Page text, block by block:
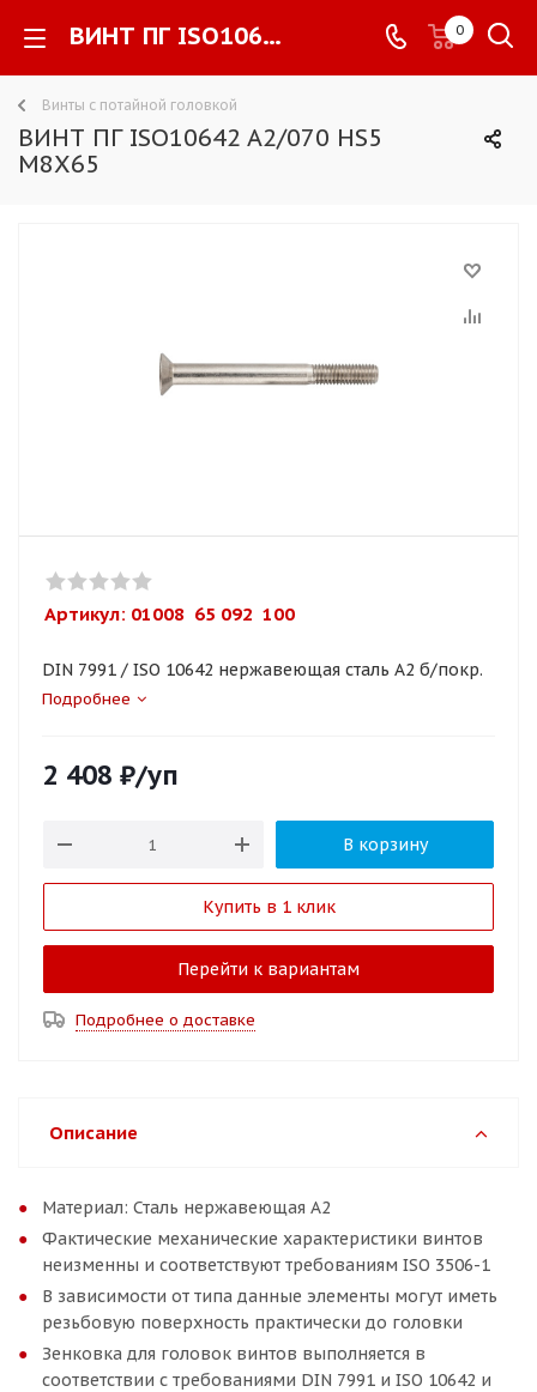
ВИНТ ПГ ISO10642 A2/070 HS5 M8X65 - 0
Винты с потайной головкой
ВИНТ ПГ ISO10642 A2/070 HS5
M8X65
Артикул: 01008  65 092  100
DIN 7991 / ISO 10642 нержавеющая сталь A2 б/покр.
Подробнее
2 408 ₽/уп
В корзину
Купить в 1 клик
Перейти к вариантам
Подробнее о доставке
Описание
Материал: Сталь нержавеющая A2
Фактические механические характеристики винтов
неизменны и соответствуют требованиям ISO 3506-1
В зависимости от типа данные элементы могут иметь
резьбовую поверхность практически до головки
Зенковка для головок винтов выполняется в
соответствии с требованиями DIN 7991 и ISO 10642 и